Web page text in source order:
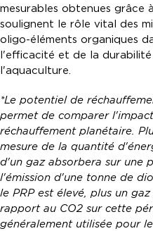
mesurables obtenues grâce
soulignent le rôle vital des
oligo-éléments organiques
l'efficacité et de la
l'aquaculture.
*Le potentiel de
permet de comparer
réchauffement planétaire.
mesure de la quantité
d'un gaz absorbera sur une
l'émission d'une tonne de
le PRP est élevé, plus un
rapport au CO2 sur cette
généralement utilisée pour